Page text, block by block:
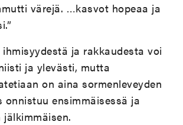
värejä. …kasvot hopeaa ja
ihmisyydestä ja rakkaudesta voi
ja ylevästi, mutta
on aina sormenleveyden
onnistuu ensimmäisessä ja